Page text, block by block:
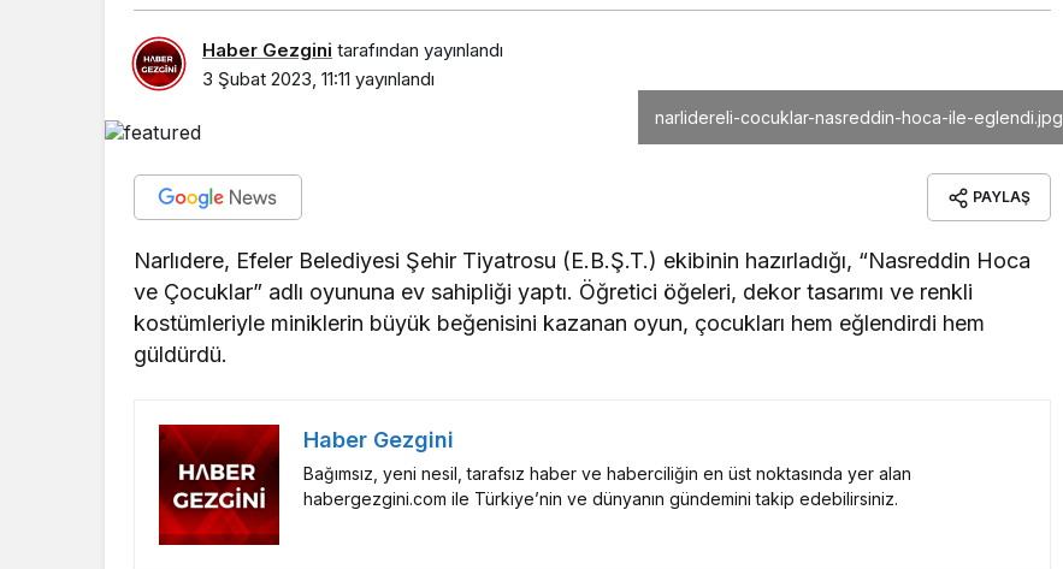
Haber Gezgini tarafından yayınlandı
3 Şubat 2023, 11:11 yayınlandı
narlidereli-cocuklar-nasreddin-hoca-ile-eglendi.jpg
PAYLAŞ
Narlıdere, Efeler Belediyesi Şehir Tiyatrosu (E.B.Ş.T.) ekibinin hazırladığı, “Nasreddin Hoca
ve Çocuklar” adlı oyununa ev sahipliği yaptı. Öğretici öğeleri, dekor tasarımı ve renkli
kostümleriyle miniklerin büyük beğenisini kazanan oyun, çocukları hem eğlendirdi hem
güldürdü.
Haber Gezgini
Bağımsız, yeni nesil, tarafsız haber ve haberciliğin en üst noktasında yer alan
habergezgini.com ile Türkiye’nin ve dünyanın gündemini takip edebilirsiniz.